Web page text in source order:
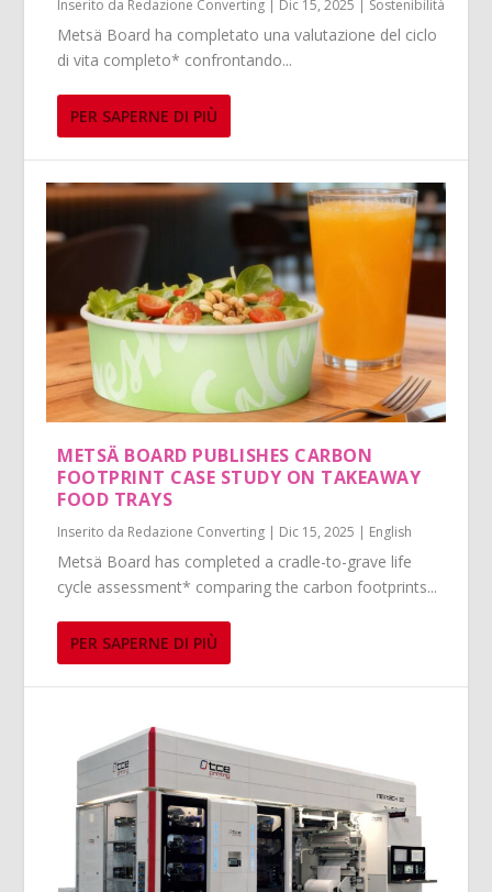
Inserito da Redazione Converting | Dic 15, 2025 | Sostenibilità
Metsä Board ha completato una valutazione del ciclo
di vita completo* confrontando...
PER SAPERNE DI PIÙ
METSÄ BOARD PUBLISHES CARBON
FOOTPRINT CASE STUDY ON TAKEAWAY
FOOD TRAYS
Inserito da Redazione Converting | Dic 15, 2025 | English
Metsä Board has completed a cradle-to-grave life
cycle assessment* comparing the carbon footprints...
PER SAPERNE DI PIÙ